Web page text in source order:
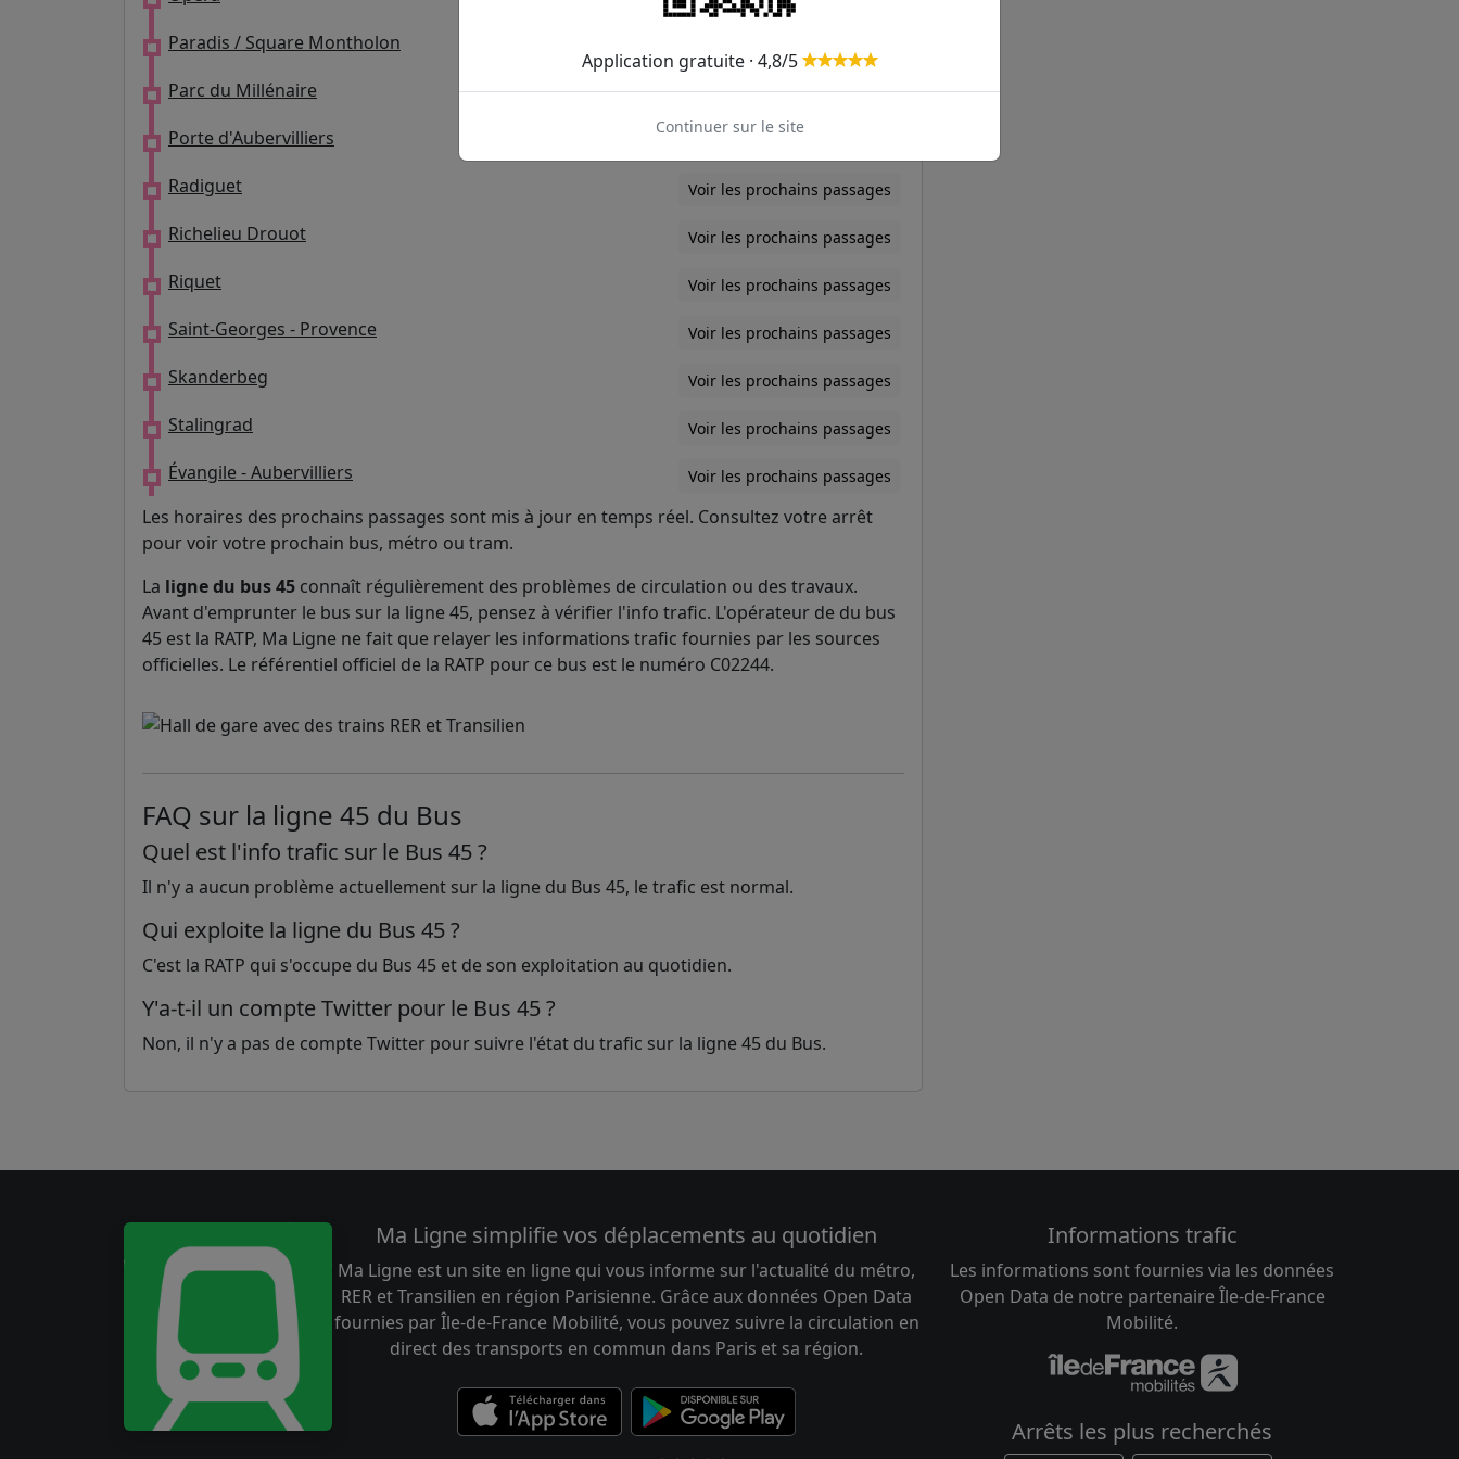
Paradis / Square Montholon
Parc du Millénaire Voir les prochains passages
Porte d'Aubervilliers
Radiguet Voir les prochains passages
Richelieu Drouot Voir les prochains passages
Riquet Voir les prochains passages
Saint-Georges - Provence Voir les prochains passages
Skanderbeg Voir les prochains passages
Stalingrad Voir les prochains passages
Évangile - Aubervilliers Voir les prochains passages
Les horaires des prochains passages sont mis à jour en temps réel. Consultez votre arrêt
pour voir votre prochain bus, métro ou tram.
La ligne du bus 45 connaît régulièrement des problèmes de circulation ou des travaux.
Avant d'emprunter le bus sur la ligne 45, pensez à vérifier l'info trafic. L'opérateur de du bus
45 est la RATP, Ma Ligne ne fait que relayer les informations trafic fournies par les sources
officielles. Le référentiel officiel de la RATP pour ce bus est le numéro C02244.
FAQ sur la ligne 45 du Bus
Quel est l'info trafic sur le Bus 45 ?
Il n'y a aucun problème actuellement sur la ligne du Bus 45, le trafic est normal.
Qui exploite la ligne du Bus 45 ?
C'est la RATP qui s'occupe du Bus 45 et de son exploitation au quotidien.
Y'a-t-il un compte Twitter pour le Bus 45 ?
Non, il n'y a pas de compte Twitter pour suivre l'état du trafic sur la ligne 45 du Bus.
Ma Ligne simplifie vos déplacements au quotidien
Ma Ligne est un site en ligne qui vous informe sur l'actualité du métro,
RER et Transilien en région Parisienne. Grâce aux données Open Data
fournies par Île-de-France Mobilité, vous pouvez suivre la circulation en
direct des transports en commun dans Paris et sa région.
Informations trafic
Les informations sont fournies via les données
Open Data de notre partenaire Île-de-France
Mobilité.
Arrêts les plus recherchés
Application gratuite · 4,8/5
Continuer sur le site